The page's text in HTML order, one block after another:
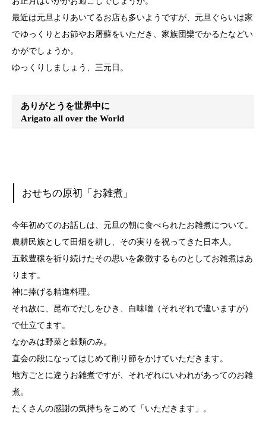
最近は元旦よりあいてるお店も多いようですが、元旦ぐらいは家
でゆっくりとお節やお屠蘇をいただき、家族団欒でかるたなどい
かがでしょうか。
ゆっくりしましょう、三元日。
ありがとうを世界中に
Arigato all over the World
おせちの原初「お雑煮」
今年初めてのお話しは、元旦の朝に食べられたお雑煮について。
農耕民族として田畑を耕し、その実りを祝ってきた日本人。
五穀豊穣を祈り続けたその思いを象徴するものとしてお雑煮はあ
ります。
神に捧げる精進料理。
それ故に、昆布でだしをひき、白味噌（それぞれで違いますが）
で仕立てます。
なかみは野菜と穀類のみ。
直会の段になってはじめて削り節をかけていただきます。
地方ごとに違うお雑煮ですが、それぞれにいわれがあってのお雑
煮。
たくさんの感謝の気持ちをこめて「いただきます」。